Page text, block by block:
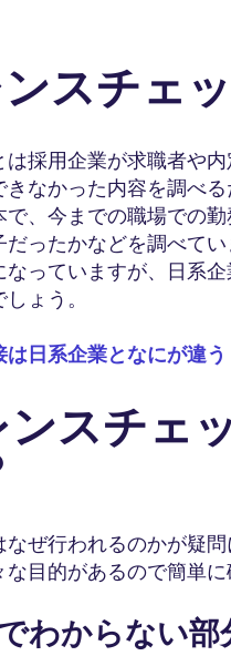
スチェ
採用企業が求職者や
きなかった内容を調べ
で、今までの職場での
ったかなどを調べて
っていますが、日系
ょう。
は日系企業となにが違
ンスチェ
なぜ行われるのかが疑
目的があるので簡単に
わからない